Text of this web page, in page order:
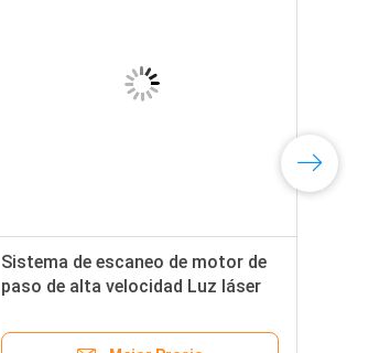
Sistema de escaneo de motor de
paso de alta velocidad Luz láser
de ± 30° y peso de 15 kg